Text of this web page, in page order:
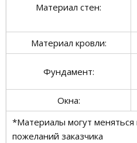
Материал стен:
Материал кровли:
Фундамент:
Окна:
*Материалы могут меняться
пожеланий заказчика